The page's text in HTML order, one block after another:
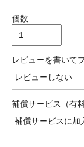
個数
レビューを書いて
補償サービス（有料